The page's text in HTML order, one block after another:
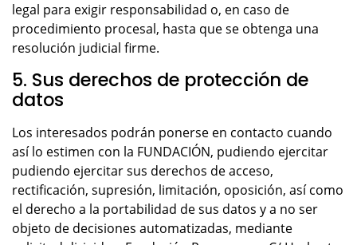
legal para exigir responsabilidad o, en caso de
procedimiento procesal, hasta que se obtenga una
resolución judicial firme.
5. Sus derechos de protección de
datos
Los interesados podrán ponerse en contacto cuando
así lo estimen con la FUNDACIÓN, pudiendo ejercitar
pudiendo ejercitar sus derechos de acceso,
rectificación, supresión, limitación, oposición, así como
el derecho a la portabilidad de sus datos y a no ser
objeto de decisiones automatizadas, mediante